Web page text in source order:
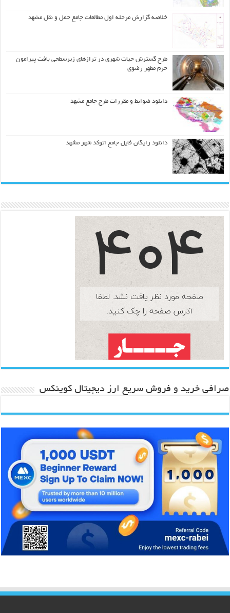
خلاصه گزارش مرحله اول مطالعات جامع حمل و نقل مشهد
طرح گسترش حیات شهري در ترازهاي زیرسطحی بافت پیرامون
حرم مطهر رضوي
دانلود ضوابط و مقررات طرح جامع مشهد
دانلود رایگان فایل جامع اتوکد شهر مشهد
صرافی خرید و فروش سریع ارز دیجیتال کوینکس